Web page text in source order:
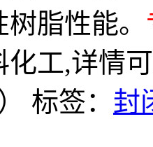
脂性能。
化工,详情
标签： 封